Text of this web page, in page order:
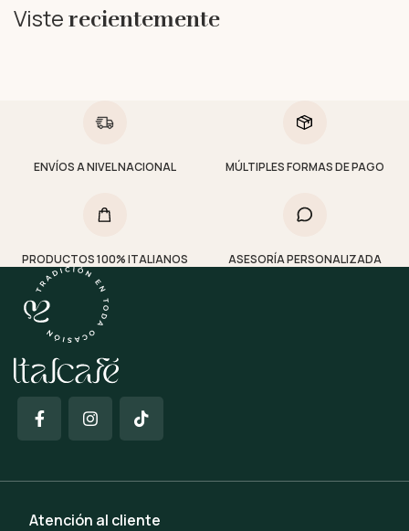
Viste recientemente
ENVÍOS A NIVEL NACIONAL MÚLTIPLES FORMAS DE PAGO
PRODUCTOS 100% ITALIANOS ASESORÍA PERSONALIZADA
Atención al cliente